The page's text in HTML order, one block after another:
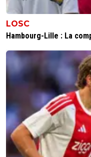
LOSC
Hambourg-Lille : La